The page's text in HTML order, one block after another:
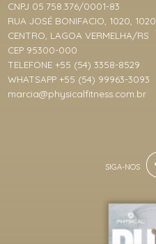
CNPJ 05.758.376/0001-83
RUA JOSÉ BONIFACIO, 1020, 1020
CENTRO, LAGOA VERMELHA/RS
CEP 95300-000
TELEFONE +55 (54) 3358-8529
WHATSAPP +55 (54) 99963-3093
marcia@physicalfitness.com.br